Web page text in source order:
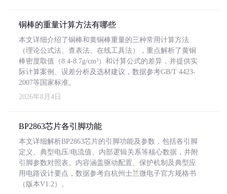
铜棒的重量计算方法有哪些
本文详细介绍了铜棒和黄铜棒重量的三种常用计算方法
（理论公式法、查表法、在线工具法），重点解析了黄铜
棒密度取值（8.4-8.7g/cm³）和计算公式的差异，并提供实
际计算案例、误差分析及选材建议，数据参考GB/T 4423-
2007等国家标准。
2026年8月4日
BP2863芯片各引脚功能
本文详细解析BP2863芯片的引脚功能及参数，包括各引脚
定义、典型电压/电流值、内部逻辑关系等核心数据，并附
引脚参数对照表。内容涵盖驱动配置、保护机制及典型应
用电路设计要点，数据参考自杭州士兰微电子官方规格书
（版本V1.2）。